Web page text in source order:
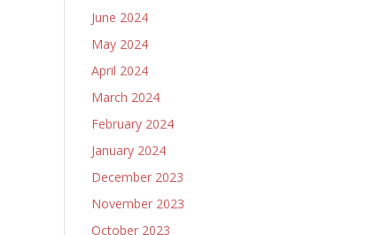
June 2024
May 2024
April 2024
March 2024
February 2024
January 2024
December 2023
November 2023
October 2023